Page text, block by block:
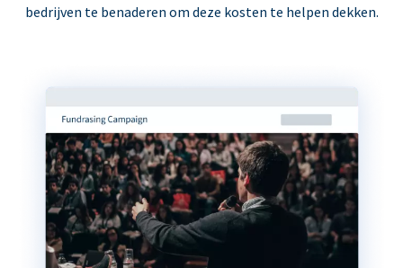
bedrijven te benaderen om deze kosten te helpen dekken.